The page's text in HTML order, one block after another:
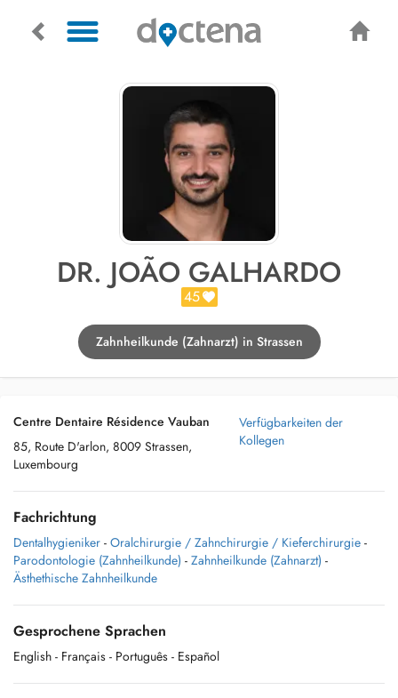
DR. JOÃO GALHARDO
45
Zahnheilkunde (Zahnarzt) in Strassen
Centre Dentaire Résidence Vauban
85, Route D'arlon, 8009 Strassen,
Luxembourg
Verfügbarkeiten der
Kollegen
Fachrichtung
Dentalhygieniker - Oralchirurgie / Zahnchirurgie / Kieferchirurgie -
Parodontologie (Zahnheilkunde) - Zahnheilkunde (Zahnarzt) -
Ästhethische Zahnheilkunde
Gesprochene Sprachen
English - Français - Português - Español